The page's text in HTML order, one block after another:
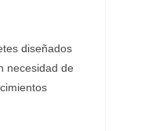
diseñados
necesidad de